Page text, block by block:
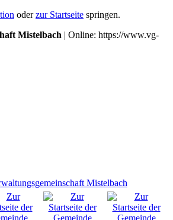
oderzur Startseite springen.
Mistelbach | Online: https://www.vg-